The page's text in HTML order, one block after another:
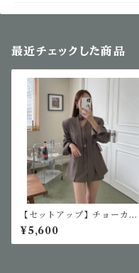
最近チェックした商品
【セットアップ】チョーカー
付きクラシカルセットアップ
¥5,600